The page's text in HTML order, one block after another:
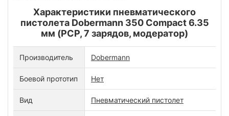
Характеристики пневматического
пистолета Dobermann 350 Compact 6.35
мм (PCP, 7 зарядов, модератор)
Производитель Dobermann
Боевой прототип Нет
Вид Пневматический пистолет